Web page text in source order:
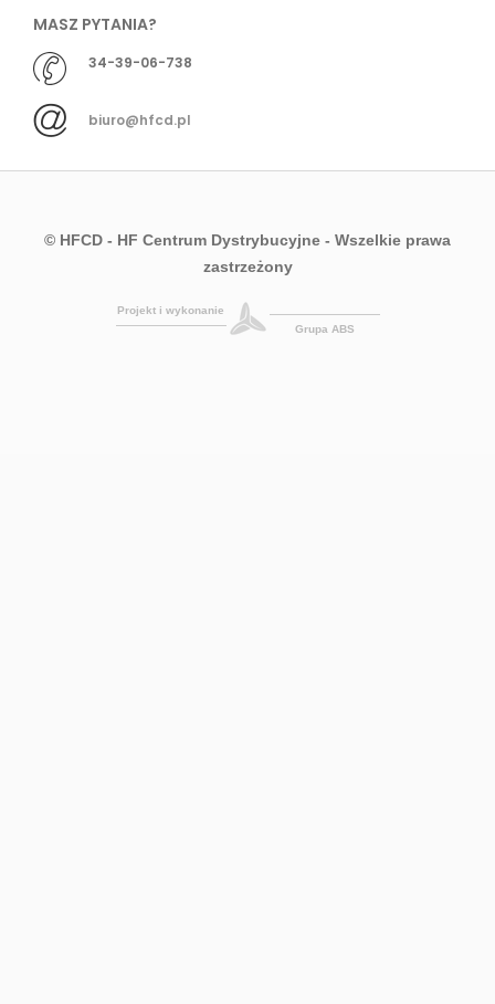
MASZ PYTANIA?
34-39-06-738
biuro@hfcd.pl
© HFCD - HF Centrum Dystrybucyjne - Wszelkie prawa
zastrzeżony
Projekt i wykonanie
Grupa ABS